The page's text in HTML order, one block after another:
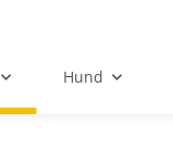
Hund